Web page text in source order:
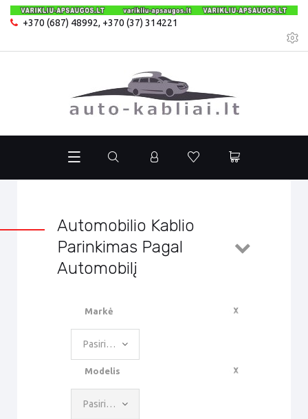
+370 (687) 48992, +370 (37) 314221
Automobilio Kablio
Parinkimas Pagal
Automobilį
Markė
Pasirinkite reikšmę
Modelis
Pasirinkite reikšmę